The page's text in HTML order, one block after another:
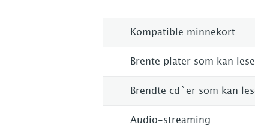
Kompatible minnekort
Brente plater som kan
Brendte cd`er som kan
Audio-streaming